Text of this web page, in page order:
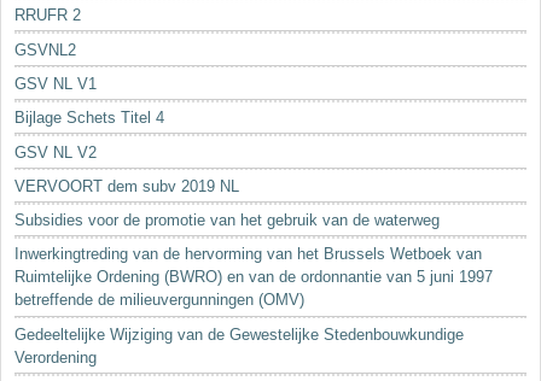
RRUFR 2
GSVNL2
GSV NL V1
Bijlage Schets Titel 4
GSV NL V2
VERVOORT dem subv 2019 NL
Subsidies voor de promotie van het gebruik van de waterweg
Inwerkingtreding van de hervorming van het Brussels Wetboek van
Ruimtelijke Ordening (BWRO) en van de ordonnantie van 5 juni 1997
betreffende de milieuvergunningen (OMV)
Gedeeltelijke Wijziging van de Gewestelijke Stedenbouwkundige
Verordening